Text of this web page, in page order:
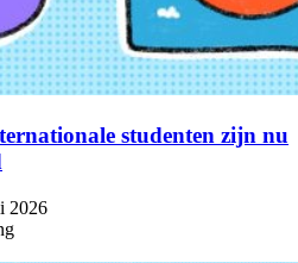
studenten zijn nu
2026